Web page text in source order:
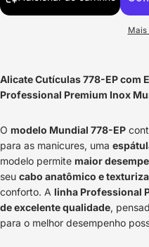
Mais
Alicate Cutículas 778-EP com
Professional Premium Inox
O modelo Mundial 778-EP
para as manicures, uma
modelo permite maior
seu cabo anatômico e
conforto. A linha Professional
de excelente qualidade,
para o melhor desempenho